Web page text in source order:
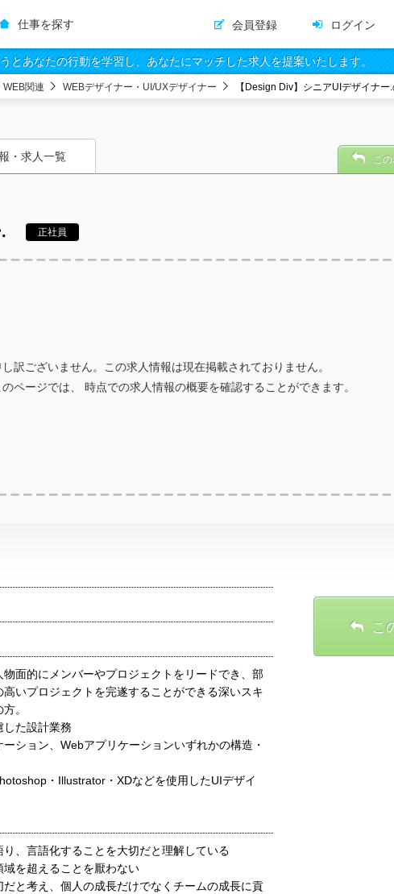
仕事を探す 会員登録 ログイン
とあなたの行動を学習し、あなたにマッチした求人を提案いたします。
WEB関連 WEBデザイナー・UI/UXデザイナー 【Design Div】シニアUIデザイナ
・求人一覧
正社員
こ
し訳ございません。この求人情報は現在掲載されておりません。
のページでは、 時点での求人情報の概要を確認することができます。
面的にメンバーやプロジェクトをリードでき、部
いプロジェクトを完遂することができる深いスキ
。
した設計業務
ーション、Webアプリケーションいずれかの構造・
・Illustrator・XDなどを使用したUIデザイ
り、言語化することを大切だと理解している
域を超えることを厭わない
だと考え、個人の成長だけでなくチームの成長に貢
こ